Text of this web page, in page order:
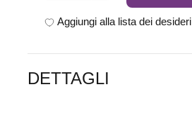
Aggiungi alla lista dei desideri
DETTAGLI